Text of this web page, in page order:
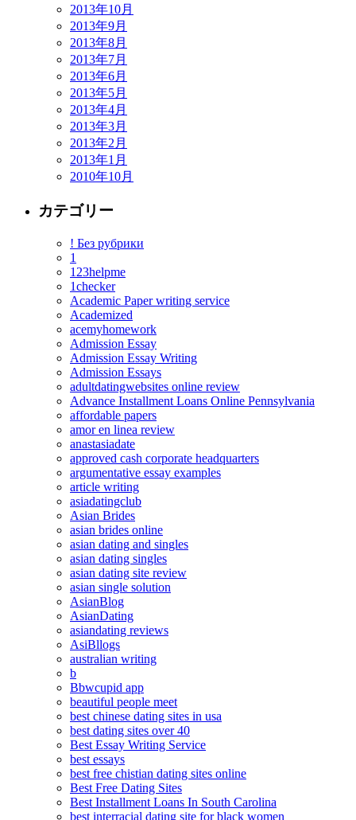
2013年10月
2013年9月
2013年8月
2013年7月
2013年6月
2013年5月
2013年4月
2013年3月
2013年2月
2013年1月
2010年10月
カテゴリー
! Без рубрики
1
123helpme
1checker
Academic Paper writing service
Academized
acemyhomework
Admission Essay
Admission Essay Writing
Admission Essays
adultdatingwebsites online review
Advance Installment Loans Online Pennsylvania
affordable papers
amor en linea review
anastasiadate
approved cash corporate headquarters
argumentative essay examples
article writing
asiadatingclub
Asian Brides
asian brides online
asian dating and singles
asian dating singles
asian dating site review
asian single solution
AsianBlog
AsianDating
asiandating reviews
AsiBllogs
australian writing
b
Bbwcupid app
beautiful people meet
best chinese dating sites in usa
best dating sites over 40
Best Essay Writing Service
best essays
best free chistian dating sites online
Best Free Dating Sites
Best Installment Loans In South Carolina
best interracial dating site for black women